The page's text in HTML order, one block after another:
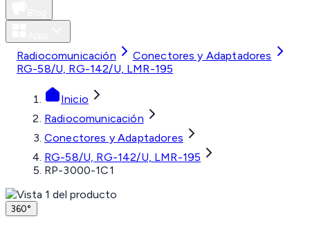
Radiocomunicación
Conectores y Adaptadores
RG-58/U, RG-142/U, LMR-195
Inicio
Radiocomunicación
Conectores y Adaptadores
RG-58/U, RG-142/U, LMR-195
RP-3000-1C1
360°